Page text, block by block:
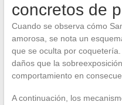
concretos de
Cuando se observa cómo
amorosa, se nota un
que se oculta por
daños que la
comportamiento en
A continuación, los